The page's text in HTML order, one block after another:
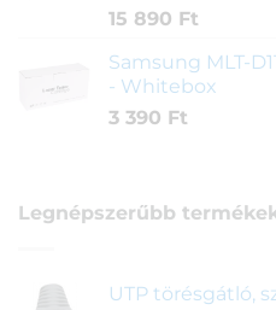
15 890 Ft
Samsung MLT-
- Whitebox
3 390 Ft
Legnépszerűbb
UTP törésgátló,